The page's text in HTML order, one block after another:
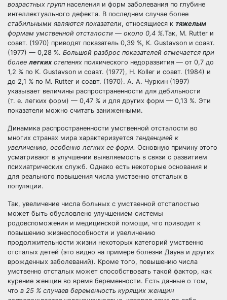
возрастных групп населения и форм заболевания по глубине
интеллектуального дефекта. В последнем случае более
стабильными являются показатели, относящиеся к тяжелым
формам умственной отсталости — около 0,4 %.Так, M. Rutter и
соавт. (1970) приводят показатель 0,39 %, K. Gustavson и соавт.
(1977) — 0,28 %. Большой разброс показателей отмечается при
болеелегкихстепенях психического недоразвития — от 0,7 до
1,2 % по K. Gustavson и соавт. (1977), H. Koller и соавт. (1984) и
до 2,1 % по M. Rutter и соавт. (1970). А. А. Чуркин (1997)
указывает величины распространенности для дебильности
(т. е. легких форм) — 0,47 % и для других форм — 0,13 %. Эти
показатели можно считать заниженными.
Динамика распространенности умственной отсталости во
многих странах мира характеризуется тенденцией к
увеличению, особенно легких ее форм. Основную причину этого
усматривают в улучшении выявляемость в связи с развитием
психиатрических служб. Однако есть некоторые основания и
для реального повышения числа умственно отсталых в
популяции.
Так, увеличение числа больных с умственной отсталостью
может быть обусловлено улучшением системы
родовспоможения и медицинской помощи, что приводит к
повышению жизнеспособности и увеличению
продолжительности жизни некоторых категорий умственно
отсталых детей (это видно на примере болезни Дауна и других
врожденных заболеваний). Кроме того, повышению числа
умственно отсталых может способствовать такой фактор, как
курение женщин во время беременности. Есть данные о том,
что в 25 % случаев беременность курящих женщин